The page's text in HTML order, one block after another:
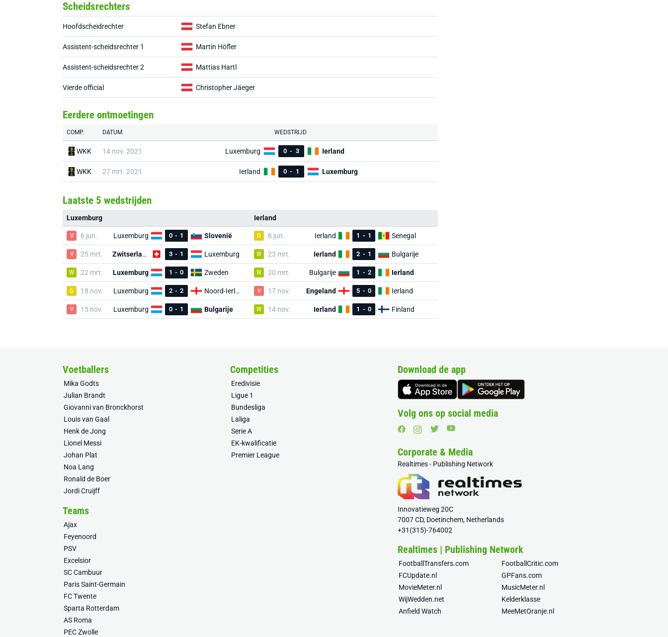
Scheidsrechters
Hoofdscheidrechter Stefan Ebner
Assistent-scheidsrechter 1 Martin Höfler
Assistent-scheidsrechter 2 Mattias Hartl
Vierde official Christopher Jäeger
Eerdere ontmoetingen
COMP. DATUM WEDSTRIJD
WKK 14 nov. 2021 Luxemburg 0 - 3 Ierland
WKK 27 mrt. 2021 Ierland 0 - 1 Luxemburg
Laatste 5 wedstrijden
Luxemburg
V 6 jun. Luxemburg 0 - 1 Slovenië
V 25 mrt. Zwitserland 3 - 1 Luxemburg
W 22 mrt. Luxemburg 1 - 0 Zweden
G 18 nov. Luxemburg 2 - 2 Noord-Ierland
V 15 nov. Luxemburg 0 - 1 Bulgarije
Ierland
G 6 jun. Ierland 1 - 1 Senegal
W 23 mrt. Ierland 2 - 1 Bulgarije
W 20 mrt. Bulgarije 1 - 2 Ierland
V 17 nov. Engeland 5 - 0 Ierland
W 14 nov. Ierland 1 - 0 Finland
Voetballers
Mika Godts
Julian Brandt
Giovanni van Bronckhorst
Louis van Gaal
Henk de Jong
Lionel Messi
Johan Plat
Noa Lang
Ronald de Boer
Jordi Cruijff
Competities
Eredivisie
Ligue 1
Bundesliga
Laliga
Serie A
EK-kwalificatie
Premier League
Teams
Ajax
Feyenoord
PSV
Excelsior
SC Cambuur
Paris Saint-Germain
FC Twente
Sparta Rotterdam
AS Roma
PEC Zwolle
Download de app
Volg ons op social media
Corporate & Media
Realtimes - Publishing Network
Innovatieweg 20C
7007 CD, Doetinchem, Netherlands
+31(315)-764002
Realtimes | Publishing Network
FootballTransfers.com
FootballCritic.com
FCUpdate.nl
GPFans.com
MovieMeter.nl
MusicMeter.nl
WijWedden.net
Kelderklasse
Anfield Watch
MeeMetOranje.nl